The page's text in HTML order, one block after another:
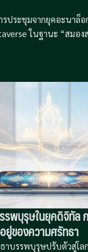
รประชุมจากยุคอะนาล็อ
ในฐานะ “สมอง
กลยุทธ์เพื่อก้าวข้ามคว
การทำงานที่ไร้พรมแดน
รพบุรุษในยุคดิจิทัล
ยู่ของความศรัทธา
าบรรพบุรุษปรับตัวสู่โล